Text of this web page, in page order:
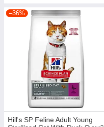
–36%
Hill's SP Feline Adult Young